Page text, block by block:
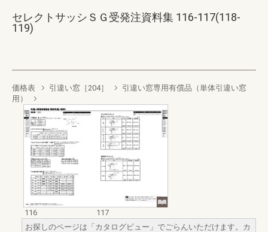
セレクトサッシＳＧ受発注資料集 116-117(118-
119)
価格表 引違い窓［204］
引違い窓専用有償品（単体引違い窓
用）
116
117
お探しのページは「カタログビュー」でごらんいただけます。カ